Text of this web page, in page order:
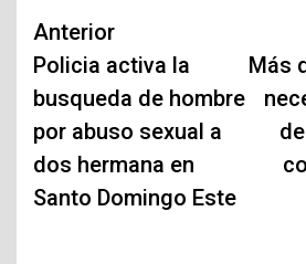
Navegación
de
entradas
Anterior
Policia activa la
busqueda de hombre
por abuso sexual a
dos hermana en
Santo Domingo Este
Más